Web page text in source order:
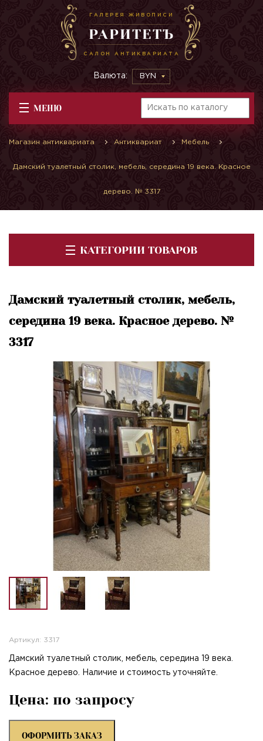
ГАЛЕРЕЯ ЖИВОПИСИ
РАРИТЕТЪ
САЛОН АНТИКВАРИАТА
Валюта: BYN
МЕНЮ
Магазин антиквариата Антиквариат Мебель
Дамский туалетный столик, мебель, середина 19 века. Красное
дерево. № 3317
КАТЕГОРИИ ТОВАРОВ
Дамский туалетный столик, мебель,
середина 19 века. Красное дерево. №
3317
Артикул: 3317
Дамский туалетный столик, мебель, середина 19 века.
Красное дерево. Наличие и стоимость уточняйте.
Цена: по запросу
ОФОРМИТЬ ЗАКАЗ